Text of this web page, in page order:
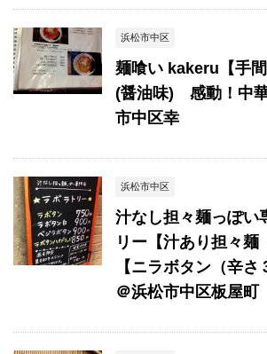
浜松市中区
麺喰い kakeru【手
(醤油味) 感動！中
市中区幸
浜松市中区
汁なし担々麺っぽい
リー【汁あり担々麺
【ニラボタン（辛さ
＠浜松市中区板屋町